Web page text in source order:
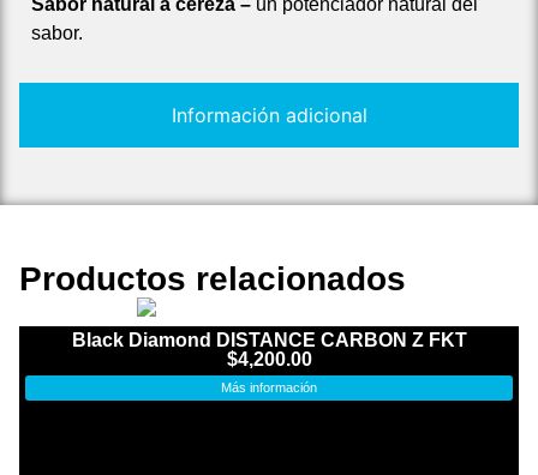
Información adicional
Sabor natural a cereza – un potenciador natural del
sabor.
Productos relacionados
Black Diamond DISTANCE CARBON Z FKT
$4,200.00
Más información